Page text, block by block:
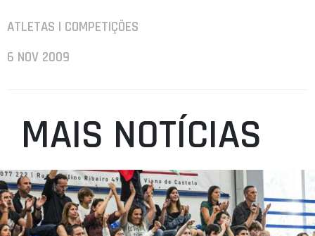
ATLETAS | COMPETIÇÕES
6 NOV 2009
MAIS NOTÍCIAS